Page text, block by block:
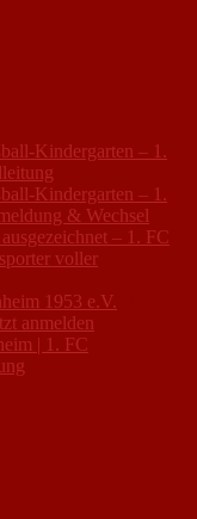
Kindergarten – 1.
Kindergarten – 1.
& Wechsel
– 1. FC
voller
1953 e.V.
anmelden
| 1. FC